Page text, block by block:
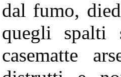
dal fumo,
quegli spalti
casematte